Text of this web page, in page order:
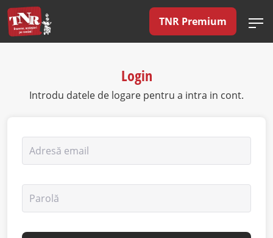
TNR Premium
Login
Introdu datele de logare pentru a intra in cont.
Adresă email
Parolă